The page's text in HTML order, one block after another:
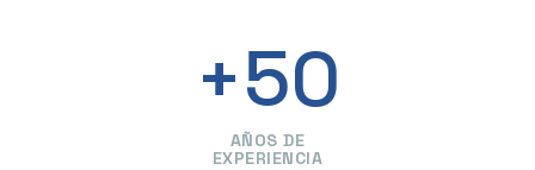
+50
AÑOS DE
EXPERIENCIA